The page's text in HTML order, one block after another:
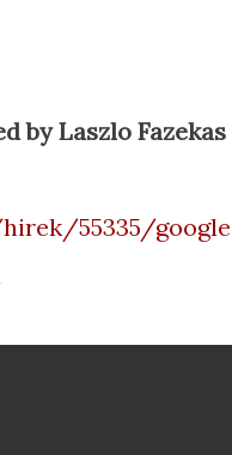
by Laszlo Fazekas
55335/